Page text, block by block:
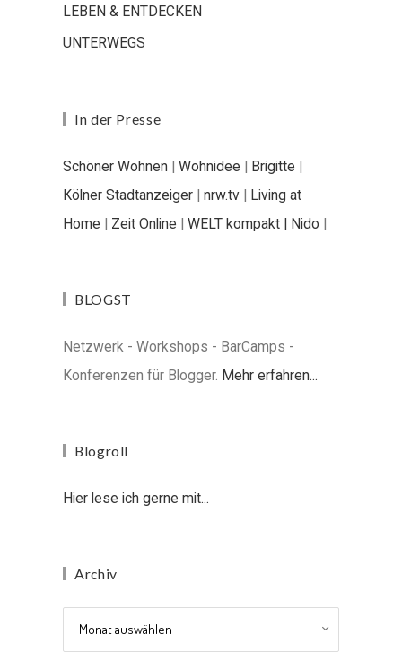
LEBEN & ENTDECKEN
UNTERWEGS
In der Presse
Schöner Wohnen | Wohnidee | Brigitte |
Kölner Stadtanzeiger | nrw.tv | Living at
Home | Zeit Online | WELT kompakt | Nido |
BLOGST
Netzwerk - Workshops - BarCamps -
Konferenzen für Blogger. Mehr erfahren...
Blogroll
Hier lese ich gerne mit...
Archiv